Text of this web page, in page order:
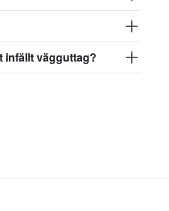
infällt vägguttag?